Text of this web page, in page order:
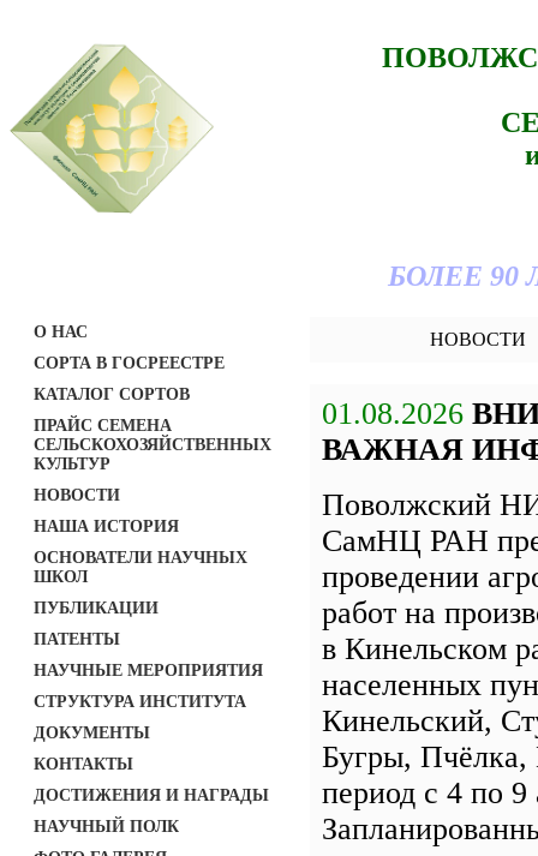
БОЛЕЕ
О НАС
СОРТА В ГОСРЕЕСТРЕ
КАТАЛОГ СОРТОВ
ПРАЙС СЕМЕНА
СЕЛЬСКОХОЗЯЙСТВЕННЫХ
КУЛЬТУР
НОВОСТИ
НАША ИСТОРИЯ
ОСНОВАТЕЛИ НАУЧНЫХ
ШКОЛ
ПУБЛИКАЦИИ
ПАТЕНТЫ
НАУЧНЫЕ МЕРОПРИЯТИЯ
СТРУКТУРА ИНСТИТУТА
ДОКУМЕНТЫ
КОНТАКТЫ
ДОСТИЖЕНИЯ И НАГРАДЫ
НАУЧНЫЙ ПОЛК
НОВОСТИ
01.08.2026
ВАЖНАЯ
Поволжский
СамНЦ РАН
проведении
работ на
в Кинельском
населенных
Кинельский,
Бугры,
период с 4 по 9